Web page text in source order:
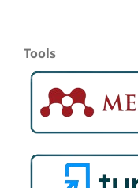
Tools